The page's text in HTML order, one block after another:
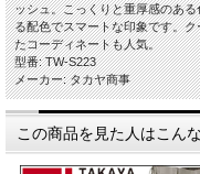
ッシュ。こっくりと重厚感のあ
る配色でスマートな印象です。
たコーディネートも人気。
型番: TW-S223
メーカー: タカヤ商事
この商品を見た人はこん